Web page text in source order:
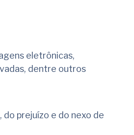
eletrônicas,
dentre outros
prejuízo e do nexo de